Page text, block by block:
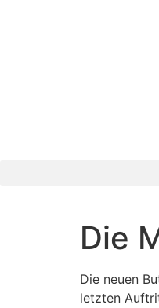
Die
Die neuen
letzten